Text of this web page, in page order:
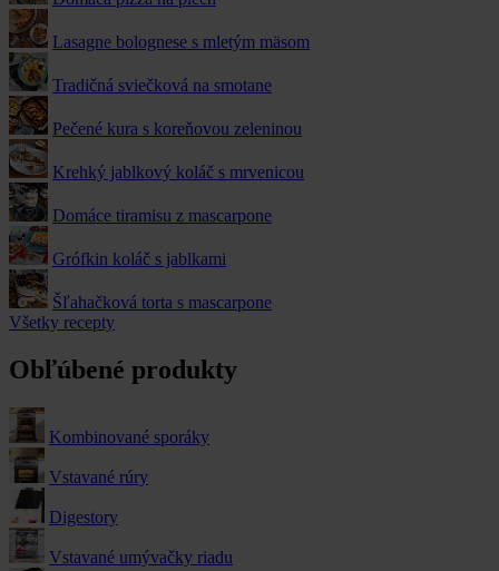
Lasagne bolognese s mletým mäsom
Tradičná sviečková na smotane
Pečené kura s koreňovou zeleninou
Krehký jablkový koláč s mrvenicou
Domáce tiramisu z mascarpone
Grófkin koláč s jablkami
Šľahačková torta s mascarpone
Všetky recepty
Obľúbené produkty
Kombinované sporáky
Vstavané rúry
Digestory
Vstavané umývačky riadu